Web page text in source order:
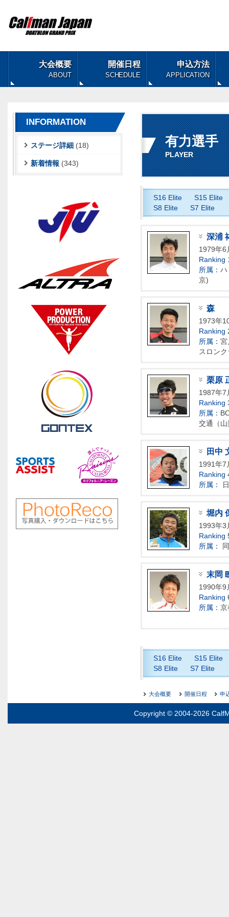
大会概要
ABOUT
開催日程
SCHEDULE
申込方法
APPLICATION
有力選手
PLAYER
S16 Elite
S15 Elite
S8 Elite
S7 Elite
深浦
1979年6
Ranking
所属： ハ
京)
森
1973年
Ranking
所属： 宮
スロン
栗原
1987年7
Ranking
所属：
交通（山
田中
1991年7
Ranking
所属：
堀内
1993年3
Ranking
所属：
末岡
1990年9
Ranking
所属： 京
S16 Elite
S15 Elite
S8 Elite
S7 Elite
INFORMATION
ステージ詳細 (18)
新着情報 (343)
大会概要 開催日程 申
Copyright © 2004-2026